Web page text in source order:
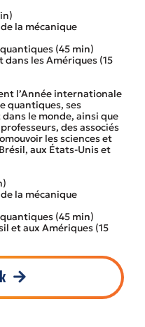
la mécanique
(45 min)
dans les Amériques (15
l’Année internationale
quantiques, ses
le monde, ainsi que
des associés
les sciences et
aux États-Unis et
la mécanique
(45 min)
et aux Amériques (15